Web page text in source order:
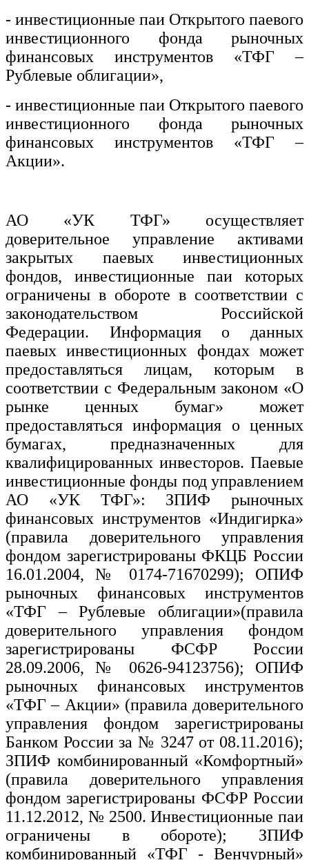
- инвестиционные паи Открытого паевого
инвестиционного фонда рыночных
финансовых инструментов «ТФГ –
Рублевые облигации»,
- инвестиционные паи Открытого паевого
инвестиционного фонда рыночных
финансовых инструментов «ТФГ –
Акции».
АО «УК ТФГ» осуществляет
доверительное управление активами
закрытых паевых инвестиционных
фондов, инвестиционные паи которых
ограничены в обороте в соответствии с
законодательством Российской
Федерации. Информация о данных
паевых инвестиционных фондах может
предоставляться лицам, которым в
соответствии с Федеральным законом «О
рынке ценных бумаг» может
предоставляться информация о ценных
бумагах, предназначенных для
квалифицированных инвесторов. Паевые
инвестиционные фонды под управлением
АО «УК ТФГ»: ЗПИФ рыночных
финансовых инструментов «Индигирка»
(правила доверительного управления
фондом зарегистрированы ФКЦБ России
16.01.2004, № 0174-71670299); ОПИФ
рыночных финансовых инструментов
«ТФГ – Рублевые облигации»(правила
доверительного управления фондом
зарегистрированы ФСФР России
28.09.2006, № 0626-94123756); ОПИФ
рыночных финансовых инструментов
«ТФГ – Акции» (правила доверительного
управления фондом зарегистрированы
Банком России за № 3247 от 08.11.2016);
ЗПИФ комбинированный «Комфортный»
(правила доверительного управления
фондом зарегистрированы ФСФР России
11.12.2012, № 2500. Инвестиционные паи
ограничены в обороте); ЗПИФ
комбинированный «ТФГ - Венчурный»